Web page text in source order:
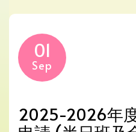
01
Sep
2025-2026年